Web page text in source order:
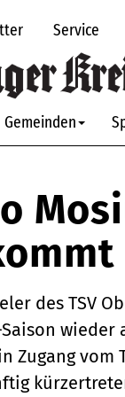
Service
Gemeinden
des TSV
Zugang vom